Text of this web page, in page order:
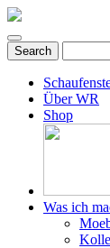
Über WR
Shop
Was ich